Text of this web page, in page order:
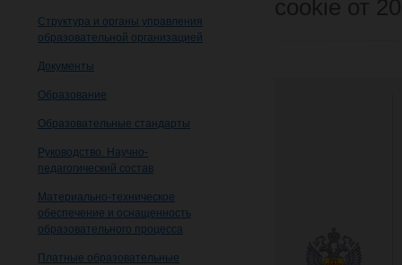
Структура и органы управления
образовательной организацией
Документы
Образование
Образовательные стандарты
Руководство. Научно-
педагогический состав
Материально-техническое
обеспечение и оснащенность
образовательного процесса
Платные образовательные